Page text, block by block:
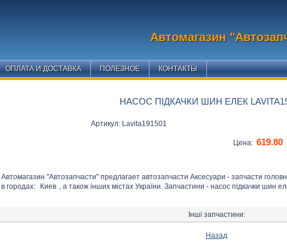
Автомагазин
ОПЛАТА И ДОСТАВКА ПОЛЕЗНОЕ КОНТАКТЫ
НАСОС ПІДКАЧКИ ШИН ЕЛЕК
Артикул: Lavita191501
Цена: 619.80
Автомагазин "Автозапчасти" предлагает автозапчасти Аксесуари - запчасти
в городах:
Киев , а також інших містах України. Запчастини - насос підкачки шин
Інші запчастини:
Назад